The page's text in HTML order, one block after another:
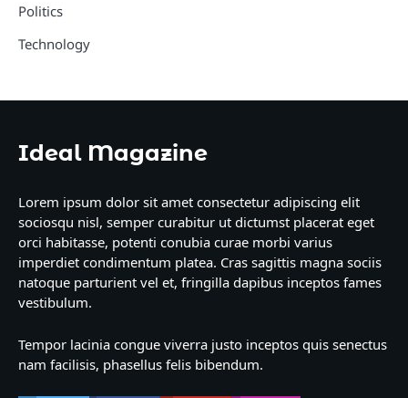
Politics
Technology
Ideal Magazine
Lorem ipsum dolor sit amet consectetur adipiscing elit
sociosqu nisl, semper curabitur ut dictumst placerat eget
orci habitasse, potenti conubia curae morbi varius
imperdiet condimentum platea. Cras sagittis magna sociis
natoque parturient vel et, fringilla dapibus inceptos fames
vestibulum.
Tempor lacinia congue viverra justo inceptos quis senectus
nam facilisis, phasellus felis bibendum.